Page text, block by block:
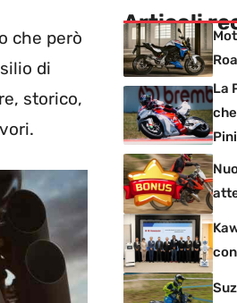
che però
di
storico,
Articoli
La